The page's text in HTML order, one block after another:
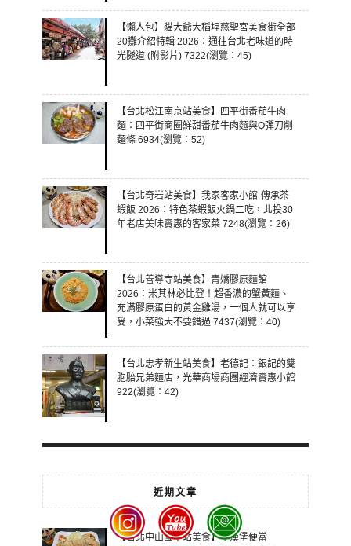
【懶人包】貓大爺大稻埕慈聖宮美食街全部
20攤介紹特輯 2026：通往台北老味道的時
光隧道 (附影片) 7322(瀏覽：45)
【台北松江南京站美食】四平街番茄牛肉
麵：四平街商圈鮮甜番茄牛肉麵與Q彈刀削
麵條 6934(瀏覽：52)
【台北奇岩站美食】我家客家小館-傳承茶
蝦飯 2026：特色茶蝦飯火鍋二吃，北投30
年老店美味實惠的客家菜 7248(瀏覽：26)
【台北善導寺站美食】青嬌膠原麵館
2026：米其林必比登！超香濃的蟹黃麵、
充滿膠原蛋白的黃金雞湯，一個人就可以享
受，小菜強大不要錯過 7437(瀏覽：40)
【台北忠孝新生站美食】老德記：銀記的雙
胞胎兄弟麵店，光華商場商圈經濟實惠小館
922(瀏覽：42)
近期文章
【台北中山國中站美食】小漢堡便當